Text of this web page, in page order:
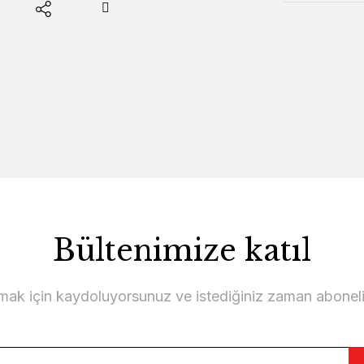
Bültenimize katıl
için kaydoluyorsunuz ve istediğiniz zaman